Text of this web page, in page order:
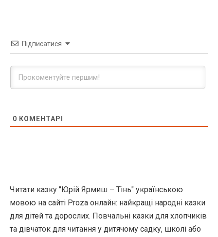
Підписатися
0 КОМЕНТАРІ
Читати казку "Юрій Ярмиш – Тінь" українською
мовою на сайті Proza онлайн: найкращі народні казки
для дітей та дорослих. Повчальні казки для хлопчиків
та дівчаток для читання у дитячому садку, школі або